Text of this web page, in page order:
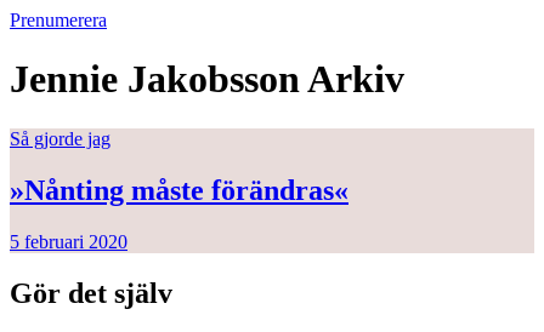
Prenumerera
Jennie JakobssonArkiv
Så gjorde jag
»Nånting måste förändras«
5 februari 2020
Gör det själv